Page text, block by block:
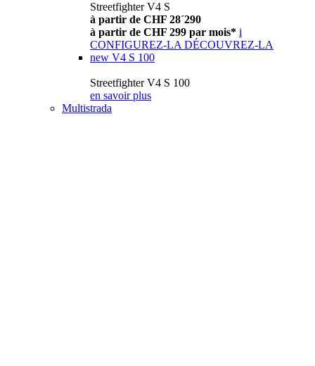
Streetfighter V4 S
à partir de CHF 28´290
à partir de CHF 299 par mois* i
CONFIGUREZ-LA DÉCOUVREZ-LA
new V4 S 100
Streetfighter V4 S 100
en savoir plus
Multistrada